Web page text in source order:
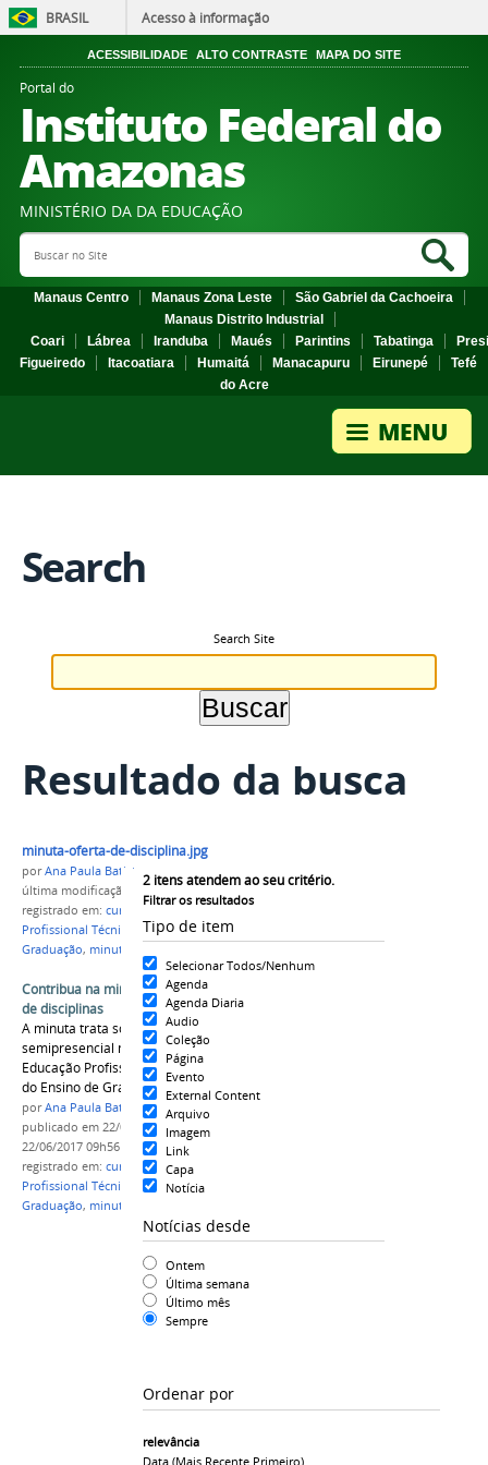
BRASIL Acesso à informação
ACESSIBILIDADE ALTO CONTRASTE MAPA DO SITE
Portal do
Instituto Federal do
Amazonas
MINISTÉRIO DA DA EDUCAÇÃO
Search Site
Manaus Centro Manaus Zona Leste
São Gabriel da Cachoeira
Manaus Distrito Industrial
Coari
Lábrea Iranduba Maués Parintins Tabatinga
Figueiredo
Itacoatiara Humaitá Manacapuru Eirunepé
Tefé
do Acre
Search
Search Site
Resultado da busca
2 itens atendem ao seu critério.
Filtrar os resultados
Tipo de item
Selecionar Todos/Nenhum
Agenda
Agenda Diaria
Audio
Coleção
Página
Evento
External Content
Arquivo
Imagem
Link
Capa
Notícia
Notícias desde
Ontem
Última semana
Último mês
Sempre
Ordenar por
relevância
Data (mais Recente Primeiro)
minuta-oferta-de-disciplina.jpg
porAna Paula Batista
última modificação
em 22/06/2017 09h56
registrado em: cursos presenciais da Educação
Profissional Técnica de Nível Médio e do Ensino de
Graduação, minuta
Contribua na minuta de normatização de oferta
de disciplinas
A minuta trata sobre a modalidade
semipresencial nos cursos presenciais da
Educação Profissional Técnica de Nível Médio e
do Ensino de Graduação
porAna Paula Batista
publicado em 22/06/2017 — última modificação
22/06/2017 09h56
registrado em: cursos presenciais da Educação
Profissional Técnica de Nível Médio e do Ensino de
Graduação, minuta